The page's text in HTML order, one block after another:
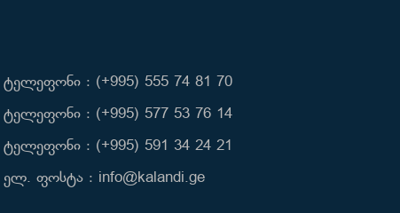
ტელეფონი : (+995) 555 74 81 70
ტელეფონი : (+995) 577 53 76 14
ტელეფონი : (+995) 591 34 24 21
ელ. ფოსტა : info@kalandi.ge